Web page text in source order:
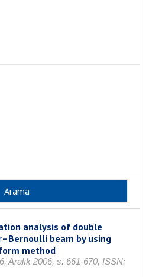
analysis of double
beam by using
method
Aralık 2006, s. 661-670, ISSN: